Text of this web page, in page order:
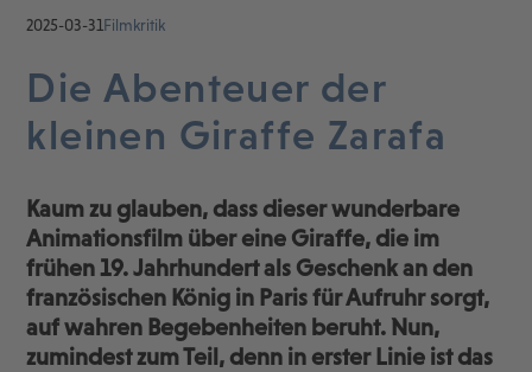
2025-03-31Filmkritik
Die Abenteuer der
kleinen Giraffe Zarafa
Kaum zu glauben, dass dieser wunderbare
Animationsfilm über eine Giraffe, die im
frühen 19. Jahrhundert als Geschenk an den
französischen König in Paris für Aufruhr sorgt,
auf wahren Begebenheiten beruht. Nun,
zumindest zum Teil, denn in erster Linie ist das